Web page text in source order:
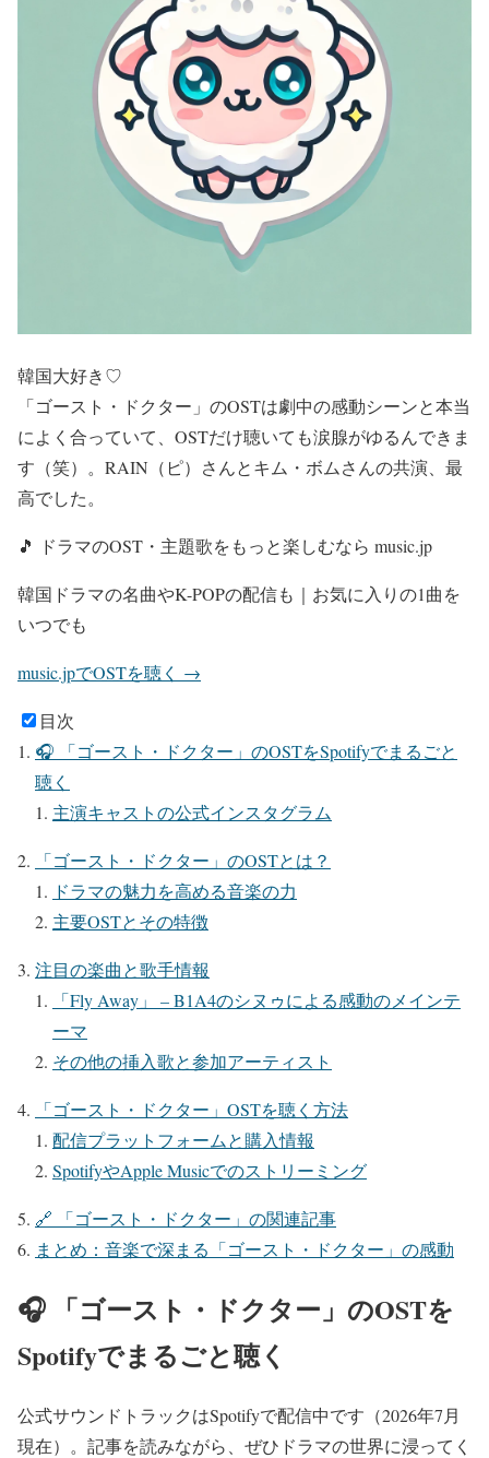
韓国大好き♡
「ゴースト・ドクター」のOSTは劇中の感動シーンと本当
によく合っていて、OSTだけ聴いても涙腺がゆるんできま
す（笑）。RAIN（ピ）さんとキム・ボムさんの共演、最
高でした。
🎵 ドラマのOST・主題歌をもっと楽しむなら music.jp
韓国ドラマの名曲やK-POPの配信も｜お気に入りの1曲を
いつでも
music.jpでOSTを聴く →
目次
🎧 「ゴースト・ドクター」のOSTをSpotifyでまるごと
聴く
主演キャストの公式インスタグラム
「ゴースト・ドクター」のOSTとは？
ドラマの魅力を高める音楽の力
主要OSTとその特徴
注目の楽曲と歌手情報
「Fly Away」 – B1A4のシヌゥによる感動のメインテ
ーマ
その他の挿入歌と参加アーティスト
「ゴースト・ドクター」OSTを聴く方法
配信プラットフォームと購入情報
SpotifyやApple Musicでのストリーミング
🔗 「ゴースト・ドクター」の関連記事
まとめ：音楽で深まる「ゴースト・ドクター」の感動
🎧 「ゴースト・ドクター」のOSTを
Spotifyでまるごと聴く
公式サウンドトラックはSpotifyで配信中です（2026年7月
現在）。記事を読みながら、ぜひドラマの世界に浸ってく